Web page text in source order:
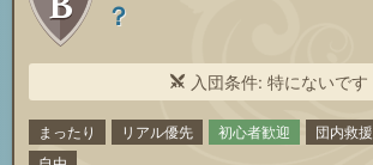
？
入団条件: 特にないです
まったり リアル優先 初心者歓迎 団内救援